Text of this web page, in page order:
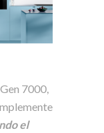
7000,
el